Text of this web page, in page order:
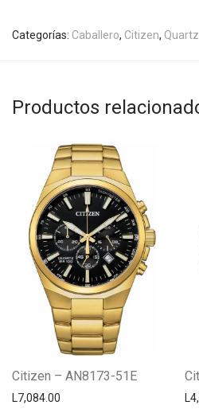
Categorías: Caballero, Citizen, Quartz
Productos
Citizen – AN8173-51E
L7,084.00 L